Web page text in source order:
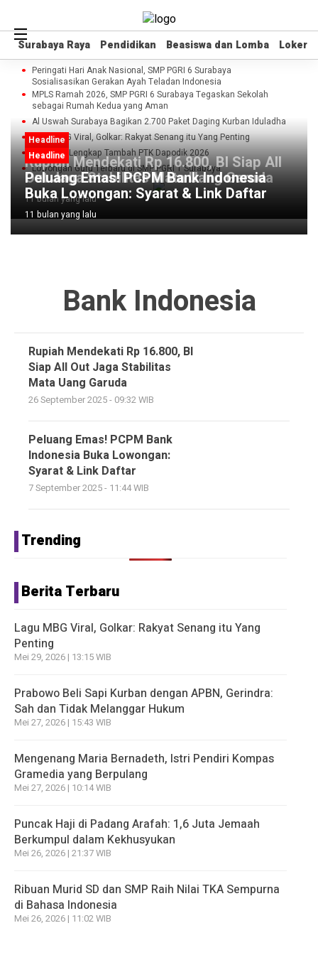
Surabaya Raya Pendidikan Beasiswa dan Lomba Loker
Surabaya Raya Pendidikan Beasiswa dan Lomba Loker
Peringati Hari Anak Nasional, SMP PGRI 6 Surabaya
Sosialisasikan Gerakan Ayah Teladan Indonesia
MPLS Ramah 2026, SMP PGRI 6 Surabaya Tegaskan Sekolah
sebagai Rumah Kedua yang Aman
Al Uswah Surabaya Bagikan 2.700 Paket Daging Kurban Iduladha
Lagu MBG Viral, Golkar: Rakyat Senang itu Yang Penting
Panduan Lengkap Tambah PTK Dapodik 2026
Lowongan Guru Terbaru di SMP PGRI 1 Surabaya
Headline
Rupiah Mendekati Rp 16.800, BI Siap All
Out Jaga Stabilitas Mata Uang Garuda
11 bulan yang lalu
Headline
Peluang Emas! PCPM Bank Indonesia
Buka Lowongan: Syarat & Link Daftar
11 bulan yang lalu
Bank Indonesia
Rupiah Mendekati Rp 16.800, BI
Siap All Out Jaga Stabilitas
Mata Uang Garuda
26 September 2025 - 09:32 WIB
Peluang Emas! PCPM Bank
Indonesia Buka Lowongan:
Syarat & Link Daftar
7 September 2025 - 11:44 WIB
Trending
Berita Terbaru
Lagu MBG Viral, Golkar: Rakyat Senang itu Yang
Penting
Mei 29, 2026 | 13:15 WIB
Prabowo Beli Sapi Kurban dengan APBN, Gerindra:
Sah dan Tidak Melanggar Hukum
Mei 27, 2026 | 15:43 WIB
Mengenang Maria Bernadeth, Istri Pendiri Kompas
Gramedia yang Berpulang
Mei 27, 2026 | 10:14 WIB
Puncak Haji di Padang Arafah: 1,6 Juta Jemaah
Berkumpul dalam Kekhusyukan
Mei 26, 2026 | 21:37 WIB
Ribuan Murid SD dan SMP Raih Nilai TKA Sempurna
di Bahasa Indonesia
Mei 26, 2026 | 11:02 WIB